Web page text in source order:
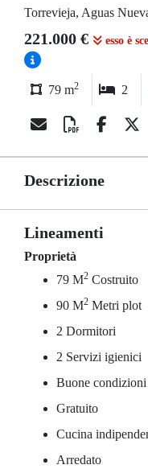
Torrevieja, Aguas
221.000 € esso è
79 m2 2
Descrizione
Lineamenti
Proprietà
79 M2 Costruito
90 M2 Metri plot
2 Dormitori
2 Servizi igienici
Buone condizioni
Gratuito
Cucina
Arredato